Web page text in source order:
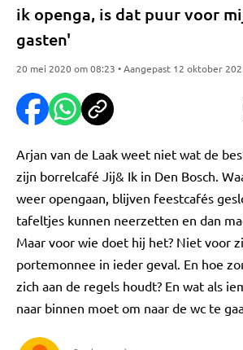
ik openga, is dat puur voor
gasten'
20 mei 2020 om 08:23 • Aangepast 12 oktober
Arjan van de Laak weet niet wat de
zijn borrelcafé Jij& Ik in Den Bosch.
weer opengaan, blijven feestcafés
tafeltjes kunnen neerzetten en dan
Maar voor wie doet hij het? Niet voor
portemonnee in ieder geval. En hoe
zich aan de regels houdt? En wat als
naar binnen moet om naar de wc te